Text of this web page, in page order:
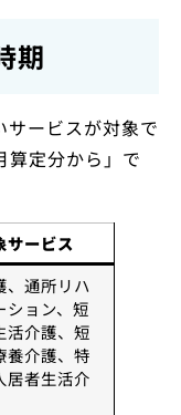
期
ービスが対象で
算定分から」で
サービス
、通所リハ
ション、短
活介護、短
養介護、特
居者生活介